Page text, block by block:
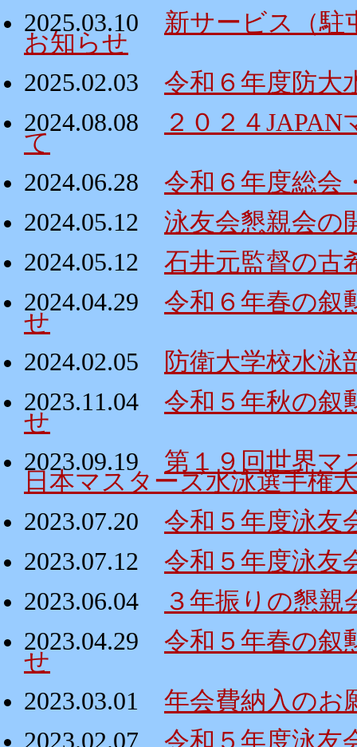
2025.03.10
新サービス（駐
お知らせ
2025.02.03
令和６年度防大
2024.08.08
２０２４
て
2024.06.28
令和６年度総会
2024.05.12
泳友会懇親会の
2024.05.12
石井元監督の古
2024.04.29
令和６年春の叙
せ
2024.02.05
防衛大学校水泳
2023.11.04
令和５年秋の叙
せ
2023.09.19
第１９回世界
日本マスターズ水泳選手権
2023.07.20
令和５年度泳友
2023.07.12
令和５年度泳友
2023.06.04
３年振りの懇親
2023.04.29
令和５年春の叙
せ
2023.03.01
年会費納入のお
2023.02.07
令和５年度泳友